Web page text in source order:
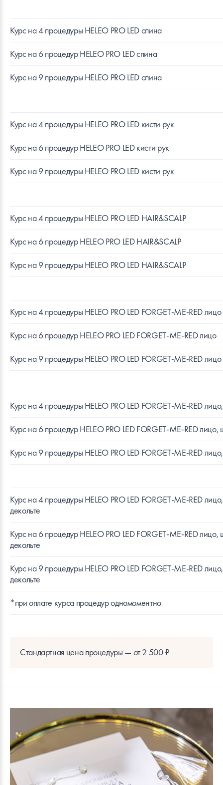
Курс на 4 процедуры HELEO PRO LED спина
Курс на 6 процедур HELEO PRO LED спина
Курс на 9 процедуры HELEO PRO LED спина
Курс на 4 процедуры HELEO PRO LED кисти рук
Курс на 6 процедур HELEO PRO LED кисти рук
Курс на 9 процедуры HELEO PRO LED кисти рук
Курс на 4 процедуры HELEO PRO LED HAIR&SCALP
Курс на 6 процедур HELEO PRO LED HAIR&SCALP
Курс на 9 процедуры HELEO PRO LED HAIR&SCALP
Курс на 4 процедуры HELEO PRO LED FORGET-ME-RED лицо
Курс на 6 процедур HELEO PRO LED FORGET-ME-RED лицо
Курс на 9 процедуры HELEO PRO LED FORGET-ME-RED лицо
Курс на 4 процедуры HELEO PRO LED FORGET-ME-RED
Курс на 6 процедур HELEO PRO LED FORGET-ME-RED лицо,
Курс на 9 процедуры HELEO PRO LED FORGET-ME-RED
Курс на 4 процедуры HELEO PRO LED FORGET-ME-RED
декольте
Курс на 6 процедур HELEO PRO LED FORGET-ME-RED лицо,
декольте
Курс на 9 процедуры HELEO PRO LED FORGET-ME-RED
декольте
*при оплате курса процедур одномоментно
Стандартная цена процедуры — от 2 500 ₽